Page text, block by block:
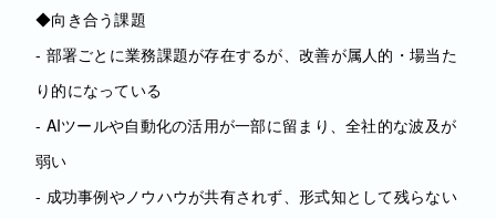
◆向き合う課題
- 部署ごとに業務課題が存在するが、改善が属人的・場当た
り的になっている
- AIツールや自動化の活用が一部に留まり、全社的な波及が
弱い
- 成功事例やノウハウが共有されず、形式知として残らない